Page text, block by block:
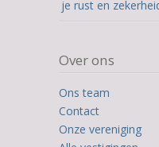
je rust en
Over ons
Ons team
Contact
Onze vereniging